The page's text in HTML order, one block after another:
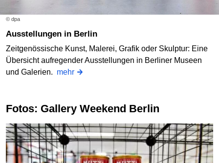
© dpa
Ausstellungen in Berlin
Zeitgenössische Kunst, Malerei, Grafik oder Skulptur: Eine
Übersicht aufregender Ausstellungen in Berliner Museen
und Galerien. mehr
Fotos: Gallery Weekend Berlin